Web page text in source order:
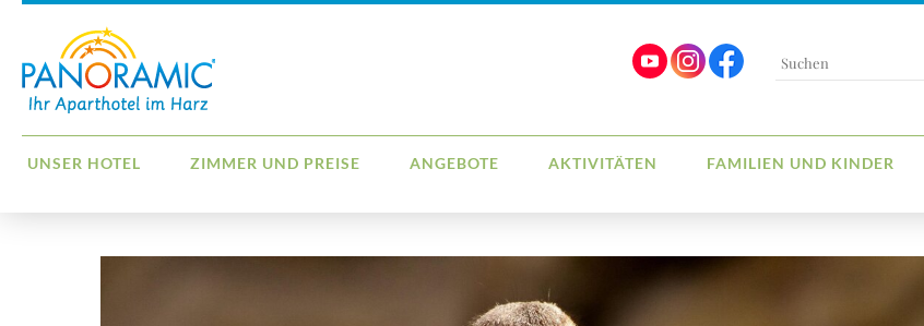
UNSER HOTEL ZIMMER UND PREISE ANGEBOTE AKTIVITÄTEN FAMILIEN UND KINDER